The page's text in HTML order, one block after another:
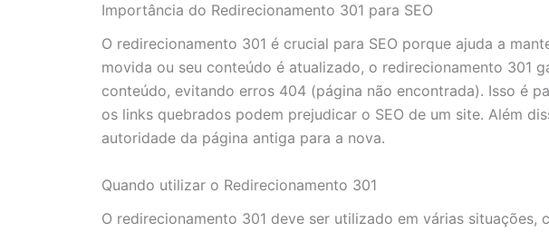
Importância do Redirecionamento 301 para SEO
O redirecionamento 301 é crucial para SEO porque ajuda a
movida ou seu conteúdo é atualizado, o redirecionamento 301
conteúdo, evitando erros 404 (página não encontrada). Isso é
os links quebrados podem prejudicar o SEO de um site. Além
autoridade da página antiga para a nova.
Quando utilizar o Redirecionamento 301
O redirecionamento 301 deve ser utilizado em várias